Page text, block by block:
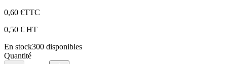
0,60 €TTC
0,50 € HT
En stock300 disponibles
Quantité